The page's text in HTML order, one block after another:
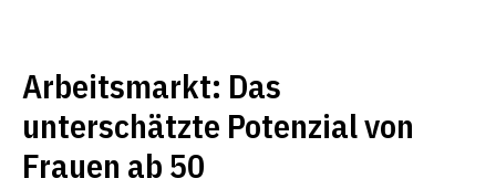
Arbeitsmarkt: Das
unterschätzte Potenzial von
Frauen ab 50